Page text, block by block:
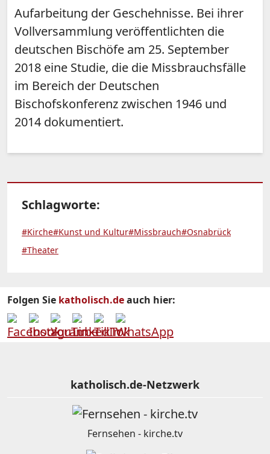
Aufarbeitung der Geschehnisse. Bei ihrer
Vollversammlung veröffentlichten die
deutschen Bischöfe am 25. September
2018 eine Studie, die die Missbrauchsfälle
im Bereich der Deutschen
Bischofskonferenz zwischen 1946 und
2014 dokumentiert.
Schlagworte:
#Kirche#Kunst und Kultur#Missbrauch#Osnabrück
#Theater
Folgen Sie katholisch.deauch hier:
katholisch.de-Netzwerk
Fernsehen - kirche.tv